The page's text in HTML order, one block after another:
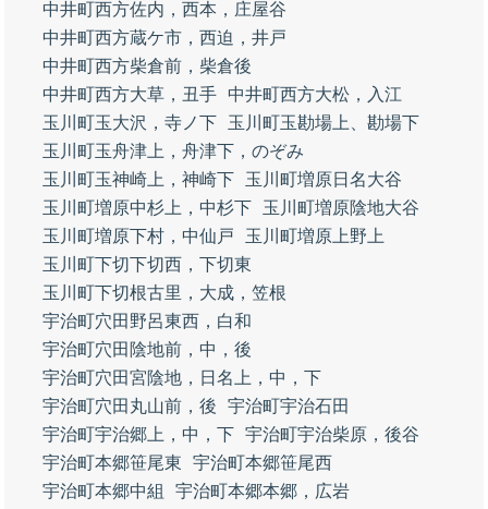
中井町西方佐内，西本，庄屋谷
中井町西方蔵ケ市，西迫，井戸
中井町西方柴倉前，柴倉後
中井町西方大草，丑手
中井町西方大松，入江
玉川町玉大沢，寺ノ下
玉川町玉勘場上、勘場下
玉川町玉舟津上，舟津下，のぞみ
玉川町玉神崎上，神崎下
玉川町増原日名大谷
玉川町増原中杉上，中杉下
玉川町増原陰地大谷
玉川町増原下村，中仙戸
玉川町増原上野上
玉川町下切下切西，下切東
玉川町下切根古里，大成，笠根
宇治町穴田野呂東西，白和
宇治町穴田陰地前，中，後
宇治町穴田宮陰地，日名上，中，下
宇治町穴田丸山前，後
宇治町宇治石田
宇治町宇治郷上，中，下 宇治町宇治柴原，後谷
宇治町本郷笹尾東
宇治町本郷笹尾西
宇治町本郷中組
宇治町本郷本郷，広岩